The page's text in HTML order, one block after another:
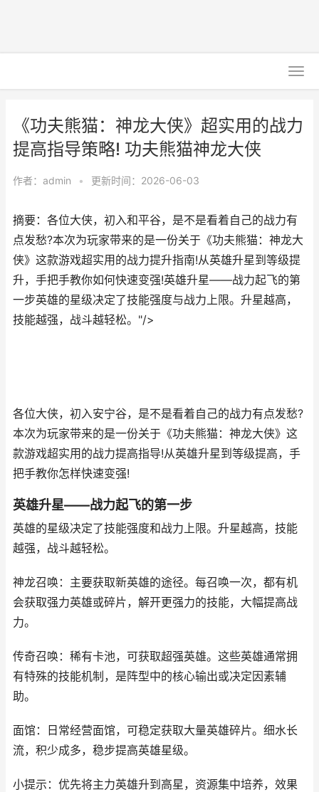
《功夫熊猫：神龙大侠》超实用的战力
提高指导策略! 功夫熊猫神龙大侠
作者： admin • 更新时间：2026-06-03
摘要：各位大侠，初入和平谷，是不是看着自己的战力有
点发愁?本次为玩家带来的是一份关于《功夫熊猫：神龙大
侠》这款游戏超实用的战力提升指南!从英雄升星到等级提
升，手把手教你如何快速变强!英雄升星——战力起飞的第
一步英雄的星级决定了技能强度与战力上限。升星越高，
技能越强，战斗越轻松。"/>
各位大侠，初入安宁谷，是不是看着自己的战力有点发愁?
本次为玩家带来的是一份关于《功夫熊猫：神龙大侠》这
款游戏超实用的战力提高指导!从英雄升星到等级提高，手
把手教你怎样快速变强!
英雄升星——战力起飞的第一步
英雄的星级决定了技能强度和战力上限。升星越高，技能
越强，战斗越轻松。
神龙召唤：主要获取新英雄的途径。每召唤一次，都有机
会获取强力英雄或碎片，解开更强力的技能，大幅提高战
力。
传奇召唤：稀有卡池，可获取超强英雄。这些英雄通常拥
有特殊的技能机制，是阵型中的核心输出或决定因素辅
助。
面馆：日常经营面馆，可稳定获取大量英雄碎片。细水长
流，积少成多，稳步提高英雄星级。
小提示：优先将主力英雄升到高星，资源集中培养，效果